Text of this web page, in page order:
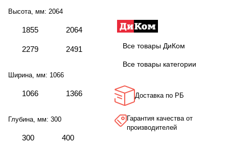
Высота, мм: 2064
1855 2064
2279 2491
Ширина, мм: 1066
1066 1366
Глубина, мм: 300
300 400
Все товары ДиКом
Все товары категории
Доставка по РБ
Гарантия качества от
производителей